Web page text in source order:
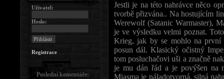
Jestli je na této nahrávce něco
tvorbě přizvána.. Na hostujícím
Werewolf (Satanic Warmaster),
je ve výsledku velmi poznat.
Krieg, jak by se mohlo na první
posun dál. Klasický očistný
tom posluchačovi uši a značně
je mu dán řád a je povýšen na
Miasma je náladotvorná, silná
Uživatel:
Heslo:
Registrace
Poslední komentáře: